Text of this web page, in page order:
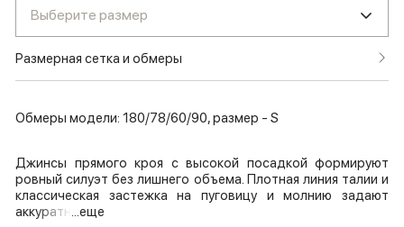
Выберите размер
Размерная сетка и обмеры
Обмеры модели: 180/78/60/90, размер - S
Джинсы прямого кроя с высокой посадкой формируют
ровный силуэт без лишнего объема. Плотная линия талии и
классическая застежка на пуговицу и молнию задают
аккуратн ...еще